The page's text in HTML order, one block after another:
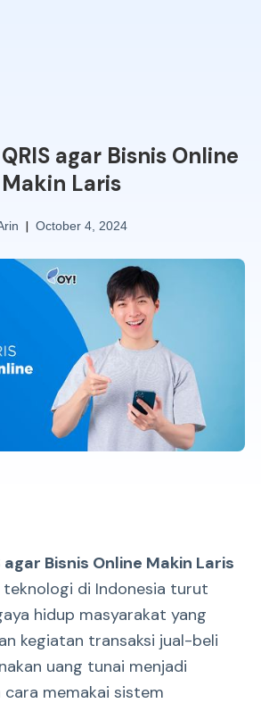
agar Bisnis Online
Makin Laris
| October 4, 2024
agar Bisnis Online Makin Laris
teknologi di Indonesia turut
hidup masyarakat yang
kegiatan transaksi jual-beli
uang tunai menjadi
cara memakai sistem